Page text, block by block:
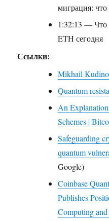
миграция: что
1:32:13 — Что
ETH сегодня
Ссылки:
Mikhail
Quantum
An
Schemes |
Safeguarding
quantum
Google)
Coinbase
Publishes
Computing